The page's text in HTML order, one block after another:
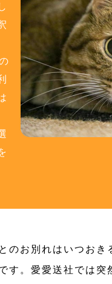
のお別れはいつおき
す。愛愛送社では突